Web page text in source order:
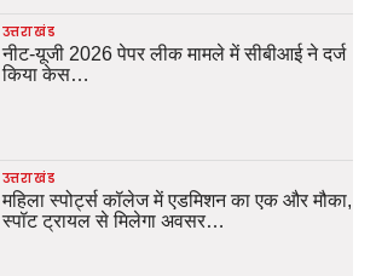
उत्तराखंड
नीट-यूजी 2026 पेपर लीक मामले में सीबीआई ने दर्ज
किया केस…
उत्तराखंड
महिला स्पोर्ट्स कॉलेज में एडमिशन का एक और मौका,
स्पॉट ट्रायल से मिलेगा अवसर…